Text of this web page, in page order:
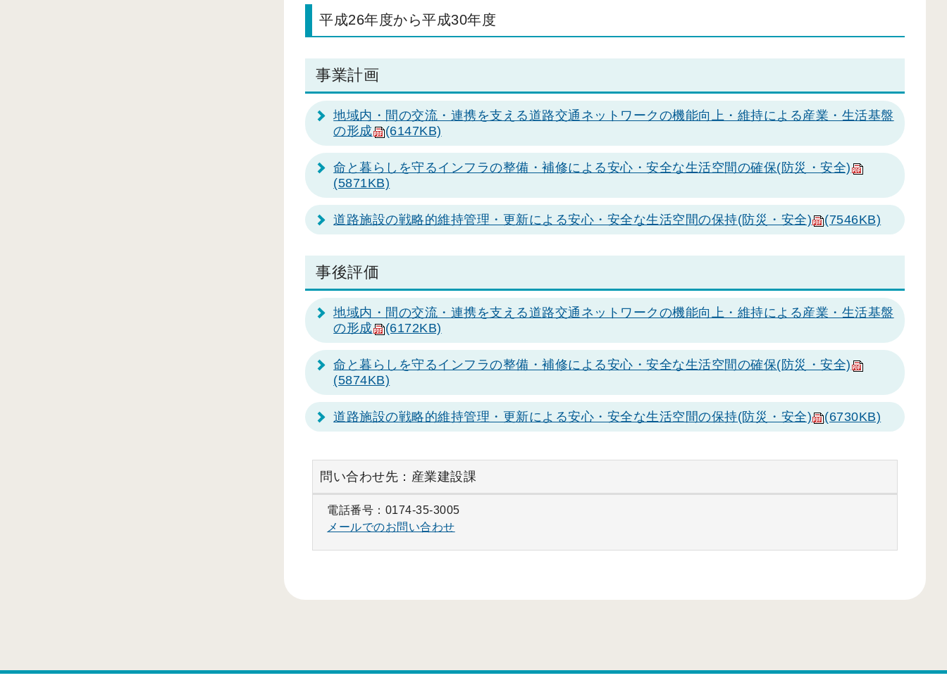
平成26年度から平成30年度
事業計画
地域内・間の交流・連携を支える道路交通ネットワークの機能向上・維持による産業・生活基盤
の形成
(6147KB)
命と暮らしを守るインフラの整備・補修による安心・安全な生活空間の確保(防災・安全)
(5871KB)
道路施設の戦略的維持管理・更新による安心・安全な生活空間の保持(防災・安全) (7546KB)
事後評価
地域内・間の交流・連携を支える道路交通ネットワークの機能向上・維持による産業・生活基盤
の形成
(6172KB)
命と暮らしを守るインフラの整備・補修による安心・安全な生活空間の確保(防災・安全)
(5874KB)
道路施設の戦略的維持管理・更新による安心・安全な生活空間の保持(防災・安全) (6730KB)
問い合わせ先：産業建設課
電話番号：0174-35-3005
メールでのお問い合わせ